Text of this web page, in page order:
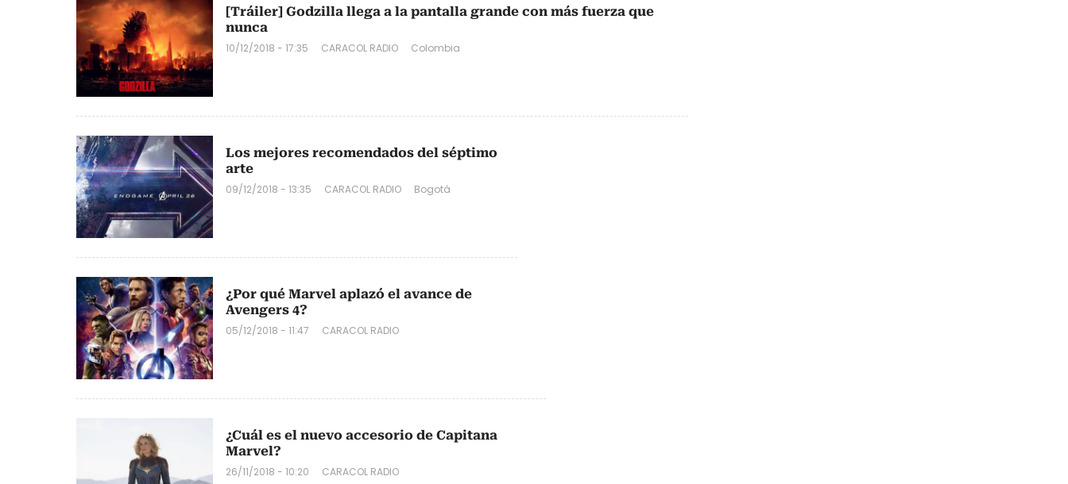
[Tráiler] Godzilla llega a la pantalla grande con más fuerza que
nunca
10/12/2018 - 17:35 CARACOL RADIO Colombia
Los mejores recomendados del séptimo
arte
09/12/2018 - 13:35 CARACOL RADIO Bogotá
¿Por qué Marvel aplazó el avance de
Avengers 4?
05/12/2018 - 11:47 CARACOL RADIO
¿Cuál es el nuevo accesorio de Capitana
Marvel?
26/11/2018 - 10:20 CARACOL RADIO